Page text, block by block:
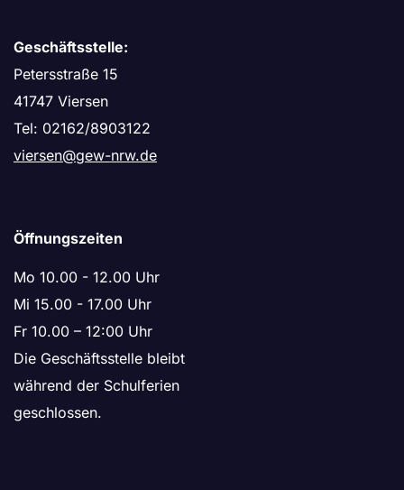
Geschäftsstelle:
Petersstraße 15
41747 Viersen
Tel: 02162/8903122
viersen@gew-nrw.de
Öffnungszeiten
Mo 10.00 - 12.00 Uhr
Mi 15.00 - 17.00 Uhr
Fr 10.00 – 12:00 Uhr
Die Geschäftsstelle bleibt
während der Schulferien
geschlossen.